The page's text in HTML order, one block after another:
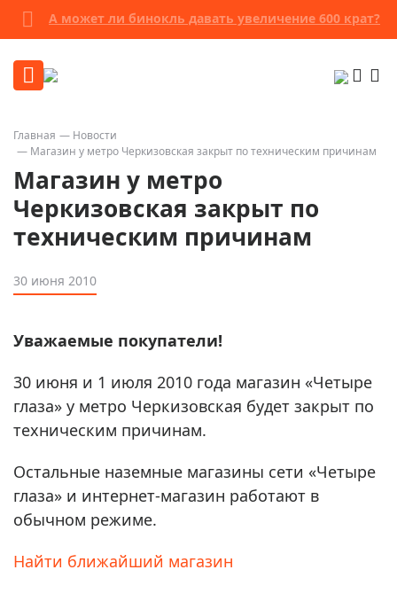
А может ли бинокль давать увеличение 600 крат?
Главная
Новости
Магазин у метро Черкизовская закрыт по техническим причинам
Магазин у метро
Черкизовская закрыт по
техническим причинам
30 июня 2010
Уважаемые покупатели!
30 июня и 1 июля 2010 года магазин «Четыре
глаза» у метро Черкизовская будет закрыт по
техническим причинам.
Остальные наземные магазины сети «Четыре
глаза» и интернет-магазин работают в
обычном режиме.
Найти ближайший магазин